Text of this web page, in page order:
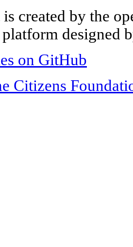
created by the
platform designed
on GitHub
Citizens